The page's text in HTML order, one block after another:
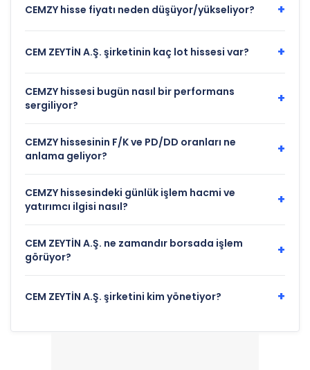
CEMZY hisse fiyatı neden düşüyor/yükseliyor? +
CEM ZEYTİN A.Ş. şirketinin kaç lot hissesi var? +
CEMZY hissesi bugün nasıl bir performans
sergiliyor?
+
CEMZY hissesinin F/K ve PD/DD oranları ne
anlama geliyor?
+
CEMZY hissesindeki günlük işlem hacmi ve
yatırımcı ilgisi nasıl?
+
CEM ZEYTİN A.Ş. ne zamandır borsada işlem
görüyor?
+
CEM ZEYTİN A.Ş. şirketini kim yönetiyor? +